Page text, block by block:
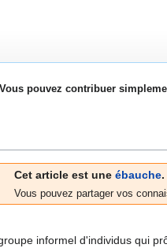
Vous pouvez contribuer
Cet article est une ébauche.
Vous pouvez partager vos
informel d'individus qui